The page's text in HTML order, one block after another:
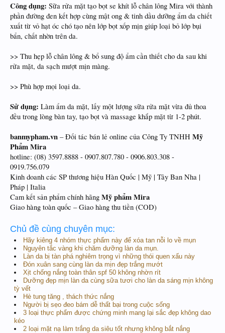
Công dụng: Sữa rửa mặt tạo bọt se khít lỗ chân lông Mira với thành
phần đường đen kết hợp cùng mật ong & tinh dầu dưỡng ẩm da chiết
xuất từ vỏ hạt óc chó tạo nên lớp bọt xốp mịn giúp loại bỏ lớp bụi
bẩn, chất nhờn trên da.
>> Thu hẹp lỗ chân lông & bổ sung độ ẩm cần thiết cho da sau khi
rửa mặt, da sạch mượt mịn màng.
>> Phù hợp mọi loại da.
Sử dụng: Làm ẩm da mặt, lấy một lượng sữa rửa mặt vừa đủ thoa
đều trong lòng bàn tay, tạo bọt và massage khắp mặt từ 1-2 phút.
banmypham.vn – Đối tác bán lẻ online của Công Ty TNHH Mỹ
Phẩm Mira
hotline: (08) 3597.8888 - 0907.807.780 - 0906.803.308 -
0919.756.079
Kinh doanh các SP thương hiệu Hàn Quốc | Mỹ | Tây Ban Nha |
Pháp | Italia
Cam kết sản phẩm chính hãng Mỹ phẩm Mira
Giao hàng toàn quốc – Giao hàng thu tiền (COD)
Chủ đề cùng chuyên mục:
Hãy kiêng 4 nhóm thực phẩm này để xóa tan nỗi lo về mụn
Nguyên tắc vàng khi chăm dưỡng làn da mụn.
Làn da bị tàn phá nghiêm trọng vì những thói quen xấu này
Đón xuân sang cùng làn da mịn đẹp trắng mướt
Xịt chống nắng toàn thân spf 50 không nhờn rít
Dưỡng đẹp mịn làn da cùng sữa tươi cho làn da sáng mịn không
tỳ vết
Hè tung tăng , thách thức nắng
Người bị sẹo đeo bám dễ thất bại trong cuộc sống
3 loại thực phẩm được chứng minh mang lại sắc đẹp không dao
kéo
2 loại mặt nạ làm trắng da siêu tốt nhưng không bắt nắng